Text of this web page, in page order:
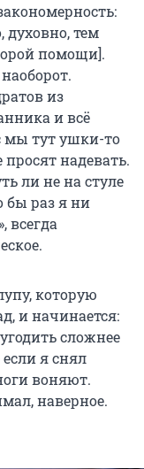
духовно, тем
помощи].
из
и всё
мы тут ушки-то
надевать.
ли не на стуле
бы раз я ни
всегда
которую
и начинается:
сложнее
я снял
воняют.
наверное.